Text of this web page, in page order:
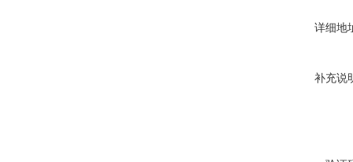
详细地
补充说